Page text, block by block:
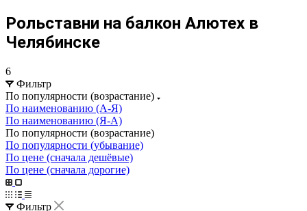
Рольставни на балкон Алютех в
Челябинске
6
Фильтр
По популярности (возрастание)
По наименованию (А-Я)
По наименованию (Я-А)
По популярности (возрастание)
По популярности (убывание)
По цене (сначала дешёвые)
По цене (сначала дорогие)
Фильтр